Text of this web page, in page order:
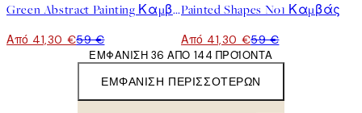
Green Abstract Painting Καμβάς
Από 41,30 €59 €
Painted Shapes No1 Καμβάς
Από 41,30 €59 €
ΕΜΦΆΝΙΣΗ ΠΕΡΙΣΣΌΤΕΡΩΝ
ΕΜΦΆΝΙΣΗ 36 ΑΠΌ 144 ΠΡΟΪΌΝΤΑ